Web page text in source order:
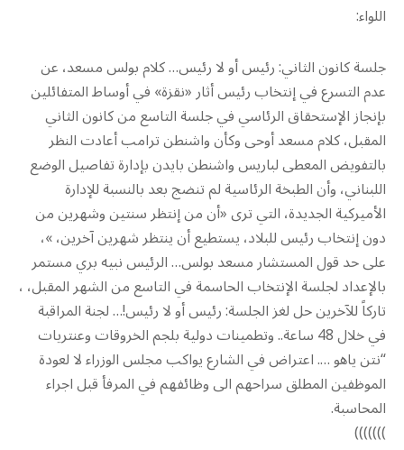
اللواء:
جلسة كانون الثاني: رئيس أو لا رئيس… كلام بولس مسعد، عن
عدم التسرع في إنتخاب رئيس أثار «نقزة» في أوساط المتفائلين
بإنجاز الإستحقاق الرئاسي في جلسة التاسع من كانون الثاني
المقبل، كلام مسعد أوحى وكأن واشنطن ترامب أعادت النظر
بالتفويض المعطى لباريس واشنطن بايدن بإدارة تفاصيل الوضع
اللبناني، وأن الطبخة الرئاسية لم تنضج بعد بالنسبة للإدارة
الأميركية الجديدة، التي ترى «أن من إنتظر سنتين وشهرين من
دون إنتخاب رئيس للبلاد، يستطيع أن ينتظر شهرين آخرين، »،
على حد قول المستشار مسعد بولس… الرئيس نبيه بري مستمر
بالإعداد لجلسة الإنتخاب الحاسمة في التاسع من الشهر المقبل، ،
تاركاً للآخرين حل لغز الجلسة: رئيس أو لا رئيس!… لجنة المراقبة
في خلال 48 ساعة.. وتطمينات دولية بلجم الخروقات وعنتريات
“نتن ياهو …. اعتراض في الشارع يواكب مجلس الوزراء لا لعودة
الموظفين المطلق سراحهم الى وظائفهم في المرفأ قبل اجراء
المحاسبة.
)))))))